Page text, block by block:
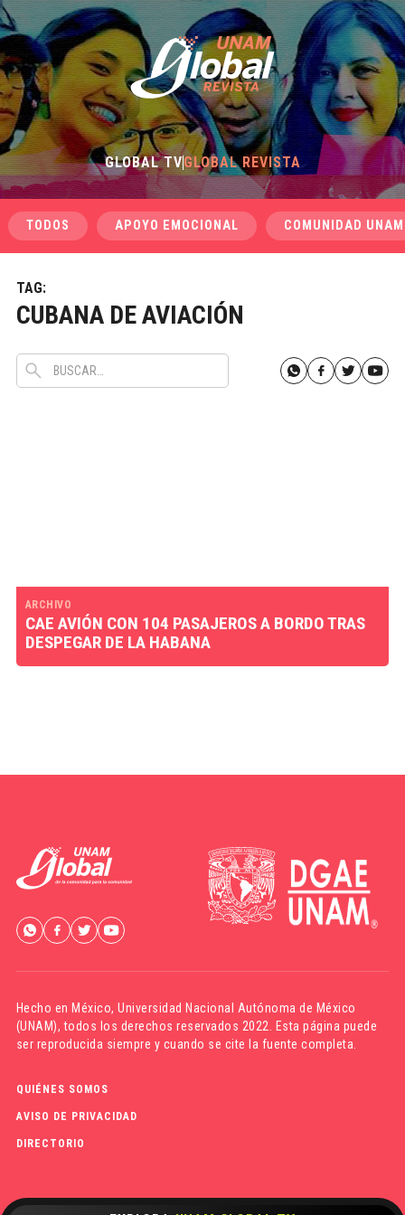
GLOBAL TVGLOBAL REVISTA
TODOS APOYO EMOCIONAL COMUNIDAD UNAM
TAG:
CUBANA DE AVIACIÓN
ARCHIVO
CAE AVIÓN CON 104 PASAJEROS A BORDO TRAS
DESPEGAR DE LA HABANA
Hecho en México,Universidad Nacional Autónoma de México
(UNAM), todos los derechos reservados 2022. Esta página puede
ser reproducida siempre y cuando se cite la fuente completa.
QUIÉNES SOMOS
AVISO DE PRIVACIDAD
DIRECTORIO